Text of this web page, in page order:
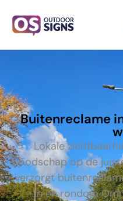
Buitenreclame
Lokale
boodschap op de
verzorgt
in en rondom